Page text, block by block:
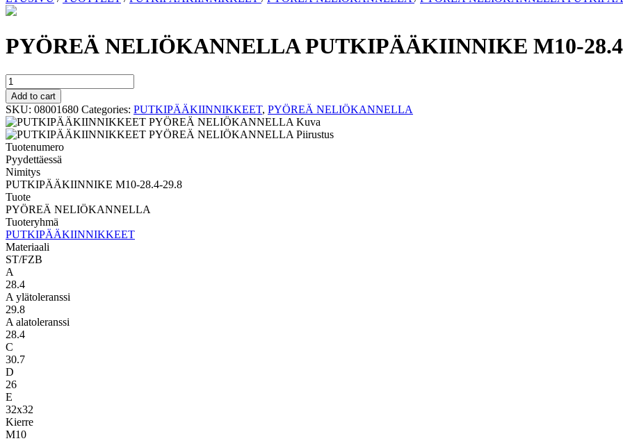
to
PYÖREÄ NELIÖKANNELLA PUTKIPÄÄKIINNIKE M10-
PYÖREÄ
NELIÖKANNELLA
PUTKIPÄÄKIINNIKE
M10-
28.4-
29.8
quantity
Add to cart
SKU: 08001680 Categories: PUTKIPÄÄKIINNIKKEET, PYÖREÄ NELIÖKANNELLA
Tuotenumero
Pyydettäessä
Nimitys
PUTKIPÄÄKIINNIKE M10-28.4-29.8
Tuote
PYÖREÄ NELIÖKANNELLA
Tuoteryhmä
PUTKIPÄÄKIINNIKKEET
Materiaali
ST/FZB
A
28.4
A ylätoleranssi
29.8
A alatoleranssi
28.4
C
30.7
D
26
E
32x32
Kierre
M10